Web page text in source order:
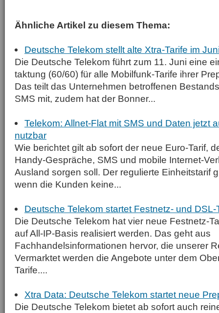
Ähnliche Artikel zu diesem Thema:
Deutsche Telekom stellt alte Xtra-Tarife im
Die Deutsche Telekom führt zum 11. Juni eine
taktung (60/60) für alle Mobilfunk-Tarife ihrer
Das teilt das Unternehmen betroffenen
SMS mit, zudem hat der Bonner...
Telekom: Allnet-Flat mit SMS und Daten jetzt
nutzbar
Wie berichtet gilt ab sofort der neue Euro-Tarif,
Handy-Gespräche, SMS und mobile Internet-
Ausland sorgen soll. Der regulierte Einheitstarif
wenn die Kunden keine...
Deutsche Telekom startet Festnetz- und DSL-
Die Deutsche Telekom hat vier neue Festnetz-
auf All-IP-Basis realisiert werden. Das geht aus
Fachhandelsinformationen hervor, die unserer
Vermarktet werden die Angebote unter dem
Tarife....
Xtra Data: Deutsche Telekom startet neue
Die Deutsche Telekom bietet ab sofort auch